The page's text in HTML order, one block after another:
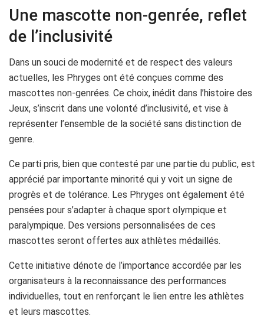
Une mascotte non-genrée, reflet
de l’inclusivité
Dans un souci de modernité et de respect des valeurs
actuelles, les Phryges ont été conçues comme des
mascottes non-genrées. Ce choix, inédit dans l’histoire des
Jeux, s’inscrit dans une volonté d’inclusivité, et vise à
représenter l’ensemble de la société sans distinction de
genre.
Ce parti pris, bien que contesté par une partie du public, est
apprécié par importante minorité qui y voit un signe de
progrès et de tolérance. Les Phryges ont également été
pensées pour s’adapter à chaque sport olympique et
paralympique. Des versions personnalisées de ces
mascottes seront offertes aux athlètes médaillés.
Cette initiative dénote de l’importance accordée par les
organisateurs à la reconnaissance des performances
individuelles, tout en renforçant le lien entre les athlètes
et leurs mascottes.